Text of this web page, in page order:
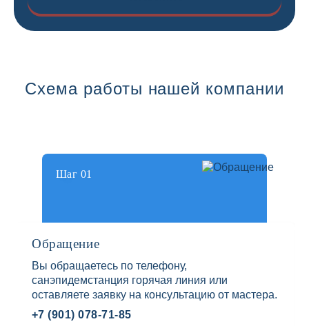
Схема работы нашей компании
Шаг 01
Обращение
Вы обращаетесь по телефону,
санэпидемстанция горячая линия или
оставляете заявку на консультацию от мастера.
+7 (901) 078-71-85